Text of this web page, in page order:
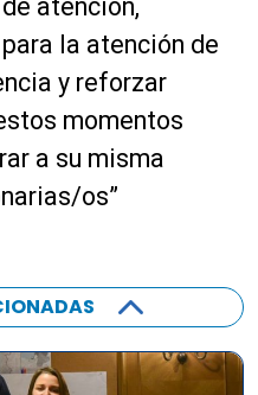
atención,
la atención de
y reforzar
momentos
a su misma
os”